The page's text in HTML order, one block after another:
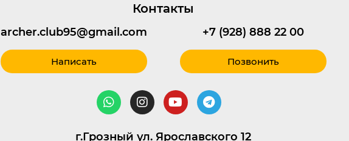
Контакты
archer.club95@gmail.com
Написать
+7 (928) 888 22 00
Позвонить
г.Грозный ул. Ярославского 12